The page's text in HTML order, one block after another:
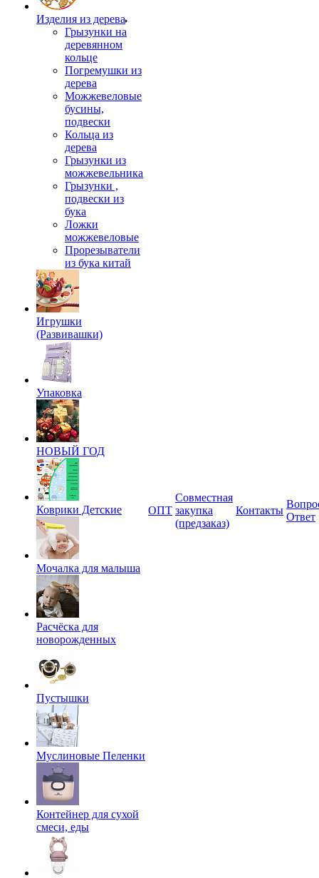
Изделия из дерева
Грызунки на
деревянном
кольце
Погремушки из
дерева
Можжевеловые
бусины,
подвески
Кольца из
дерева
Грызунки из
можжевельника
Грызунки ,
подвески из
бука
Ложки
можжевеловые
Прорезыватели
из бука китай
Игрушки
(Развивашки)
Упаковка
НОВЫЙ ГОД
Коврики Детские
Мочалка для малыша
Расчёска для
новорожденных
Пустышки
Муслиновые Пеленки
Контейнер для сухой
смеси, еды
ОПТ
Совместная
закупка
(предзаказ)
Контакты
Ответ